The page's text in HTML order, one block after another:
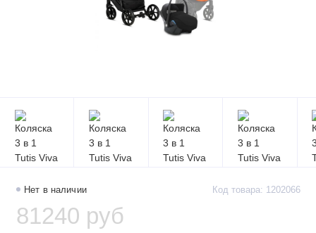
Нет в наличии Код товара: 1202066
81240 руб